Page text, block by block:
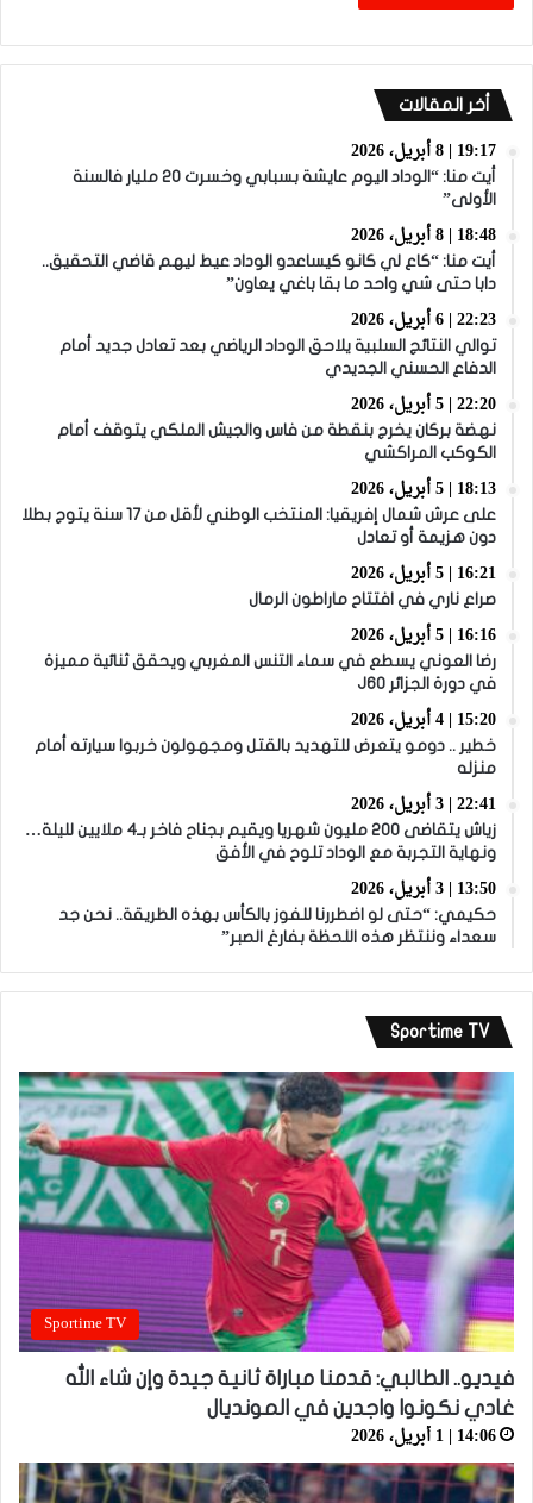
أخر المقالات
19:17 | 8 أبريل، 2026
أيت منا: “الوداد اليوم عايشة بسبابي وخسرت 20 مليار فالسنة
الأولى”
18:48 | 8 أبريل، 2026
أيت منا: “كاع لي كانو كيساعدو الوداد عيط ليهم قاضي التحقيق..
دابا حتى شي واحد ما بقا باغي يعاون”
22:23 | 6 أبريل، 2026
توالي النتائج السلبية يلاحق الوداد الرياضي بعد تعادل جديد أمام
الدفاع الحسني الجديدي
22:20 | 5 أبريل، 2026
نهضة بركان يخرج بنقطة من فاس والجيش الملكي يتوقف أمام
الكوكب المراكشي
18:13 | 5 أبريل، 2026
على عرش شمال إفريقيا: المنتخب الوطني لأقل من 17 سنة يتوج بطلا
دون هزيمة أو تعادل
16:21 | 5 أبريل، 2026
صراع ناري في افتتاح ماراطون الرمال
16:16 | 5 أبريل، 2026
رضا العوني يسطع في سماء التنس المغربي ويحقق ثنائية مميزة
في دورة الجزائر J60
15:20 | 4 أبريل، 2026
خطير .. دومو يتعرض للتهديد بالقتل ومجهولون خربوا سيارته أمام
منزله
22:41 | 3 أبريل، 2026
زياش يتقاضى 200 مليون شهريا ويقيم بجناح فاخر بـ4 ملايين لليلة…
ونهاية التجربة مع الوداد تلوح في الأفق
13:50 | 3 أبريل، 2026
حكيمي: “حتى لو اضطررنا للفوز بالكأس بهذه الطريقة.. نحن جد
سعداء وننتظر هذه اللحظة بفارغ الصبر”
Sportime TV
Sportime TV
فيديو.. الطالبي: قدمنا مباراة ثانية جيدة وإن شاء الله
غادي نكونوا واجدين في المونديال
14:06 | 1 أبريل، 2026